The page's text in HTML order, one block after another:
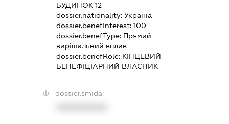
БУДИНОК 12
dossier.nationality: Україна
dossier.benefInterest: 100
dossier.benefType: Прямий
вирішальний вплив
dossier.benefRole: КІНЦЕВИЙ
БЕНЕФІЦІАРНИЙ ВЛАСНИК
dossier.smida: